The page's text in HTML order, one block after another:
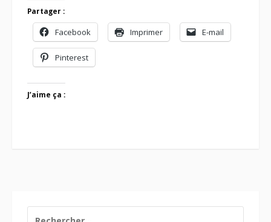
Partager :
Facebook Imprimer E-mail
Pinterest
J’aime ça :